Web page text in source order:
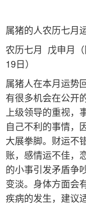
属猪的人农历七月
农历七月 戊申月
19日）
属猪人在本月运势
有很多机会在公开
上级领导的重视，
自己不利的事情，
大展拳脚。财运不
账，感情运不佳，
的小事引发矛盾争
变淡。身体方面会
疾病的发生，建议